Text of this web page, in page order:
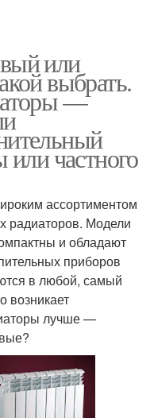
или
выбрать.
—
или частного
ассортиментом
радиаторов. Модели
и обладают
приборов
в любой, самый
возникает
лучше —